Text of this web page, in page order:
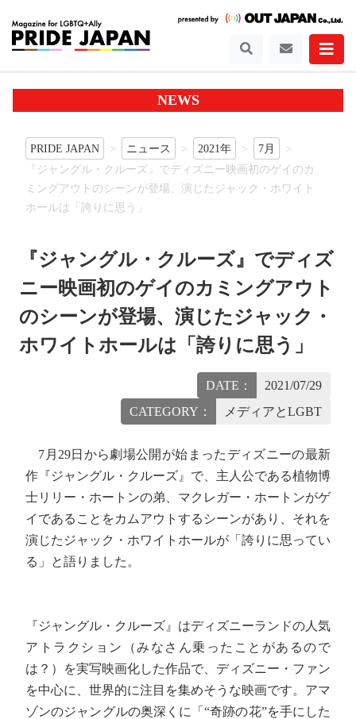
NEWS
PRIDE JAPAN ニュース 2021年
7月
『ジャングル・クルーズ』でディズニー映画初のゲイのカ
ミングアウトのシーンが登場、演じたジャック・ホワイト
ホールは「誇りに思う」
『ジャングル・クルーズ』でディズ
ニー映画初のゲイのカミングアウト
のシーンが登場、演じたジャック・
ホワイトホールは「誇りに思う」
DATE：
2021/07/29
CATEGORY：
メディアとLGBT
7月29日から劇場公開が始まったディズニーの最新
作『ジャングル・クルーズ』で、主人公である植物博
士リリー・ホートンの弟、マクレガー・ホートンがゲ
イであることをカムアウトするシーンがあり、それを
演じたジャック・ホワイトホールが「誇りに思ってい
る」と語りました。
『ジャングル・クルーズ』はディズニーランドの人気
アトラクション（みなさん乗ったことがあるので
は？）を実写映画化した作品で、ディズニー・ファン
を中心に、世界的に注目を集めそうな映画です。アマ
ゾンのジャングルの奥深くに「“奇跡の花”を手にした